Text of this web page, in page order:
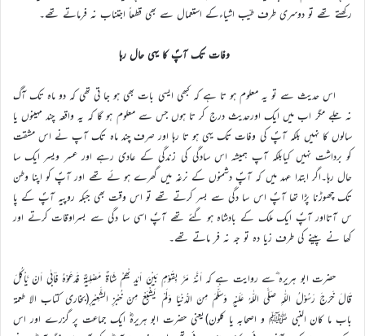
رکھتے تھے تو دوسری طرف طیّب اشیاءکے استعمال سے بھی قطعاً اجتناب نہ فرماتے تھے۔
وفات تک آپؐ کا یہی حال رہا
اس حدیث سے تو یہ معلوم ہو تا ہے کہ کبھی ایسی بات بھی ہو جا تی تھی کہ دو ماہ تک آگ
نہ جلے مگر اب میں ایک اورحدیث درج کر تا ہوں جس سے معلوم ہو گا کہ یہ واقعہ چند مہینوں یا
سالوں کا نہیں بلکہ آپؐ کی وفات تک یہی ہو تا رہا اور صرف چند ماہ تک آپ نے اس مشقت
کو برداشت نہیں کیابلکہ آپ ہمیشہ اس سادگی کی زندگی کے عادی رہے اور عسر ویسر ایک سا
حال رہا۔اگر ابتدا عہد میں کہ آپؐ دشمنوں کے نرغہ میں گھرے ہو ئے تھے اور آپؐ کو اپنا وطن
تک چھوڑنا پڑا تھا آپؐ اس سا دگی سے بسر کرتے تھے تو اس وقت بھی جبکہ روپیہ آپؐ کے پا
س آتااور آپؐ ایک ملک کے بادشاہ ہو گئے تھے آپؐ اسی سا دگی سے بسراوقات کرتے اور
کھا نے پینے کی طرف زیا دہ تو جہ نہ فر ماتے تھے۔
حضرت ابو ہریرہ ؓسے روایت ہے کہ اَنَّہٗ مَرَّ بِقَوْمٍ بَیْنَ اَیْدِ یْھِمْ شَاۃٌ مَصْلِیَۃٌ فَدَعَوْہُ فَاَبٰی اَنْ یَّاْکُلَ
قَالَ خَرَجَ رَسُوْلُ اللّٰہِ صَلَّی اللّٰہُ عَلَیْہِ وَسَلَّمَ مِنَ الدُّنْیَا وَلَمْ یَشْبَعْ مِنْ خُبْزِ الشَّعِیْرِ(بخاری کتاب الا طعمۃ
باب ما کان النبی ﷺ و اصحابہ یا کلون)یعنی حضرت ابو ہریرہؓ ایک جماعت پر گزرے اور اس